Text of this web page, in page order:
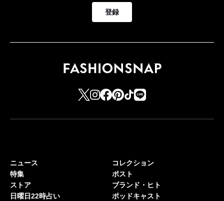
登録
ニュース
特集
ストア
日曜日22時占い
コレクション
ポスト
ブランド・ヒト
ポッドキャスト